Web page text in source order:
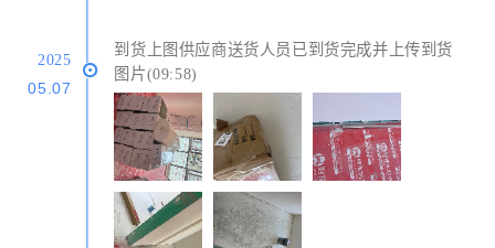
2025
05.07
到货上图供应商送货人员已到货完成并上传到货
图片(09:58)